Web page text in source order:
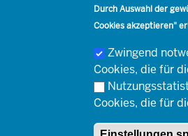
Presse Karriere
© Landesbetrieb Information und
Durch Auswahl der
Cookies akzeptieren"
Zwingend
Cookies, die für
Cookies, die für